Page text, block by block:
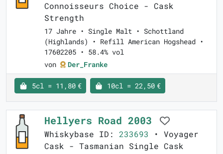
Connoisseurs Choice - Cask
Strength
17 Jahre • Single Malt • Schottland
(Highlands) • Refill American Hogshead •
17602205 • 58.4% vol
von
Der_Franke
5cl = 11,80 € 10cl = 22,50 €
Hellyers Road 2003
Whiskybase ID: 233693 • Voyager
Cask - Tasmanian Single Cask